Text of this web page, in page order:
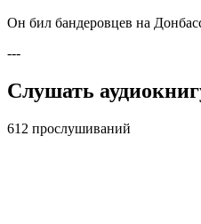
Он бил бандеровцев на
---
Слушать
612 прослушиваний